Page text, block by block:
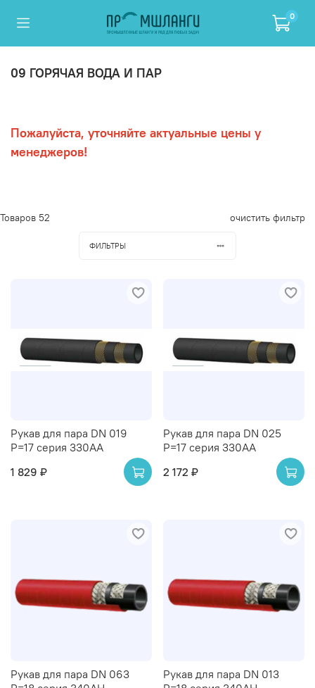
0
09 ГОРЯЧАЯ ВОДА И ПАР
Пожалуйста, уточняйте актуальные цены у
менеджеров!
Товаров 52 очистить фильтр
ФИЛЬТРЫ
Рукав для пара DN 019
P=17 серия 330AA
1 829 ₽
Рукав для пара DN 025
P=17 серия 330AA
2 172 ₽
Рукав для пара DN 063
Рукав для пара DN 013